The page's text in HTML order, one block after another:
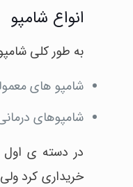
انواع شامپو
به طور کلی
شامپو های
شامپوهای
در دسته ی اول
خریداری کرد